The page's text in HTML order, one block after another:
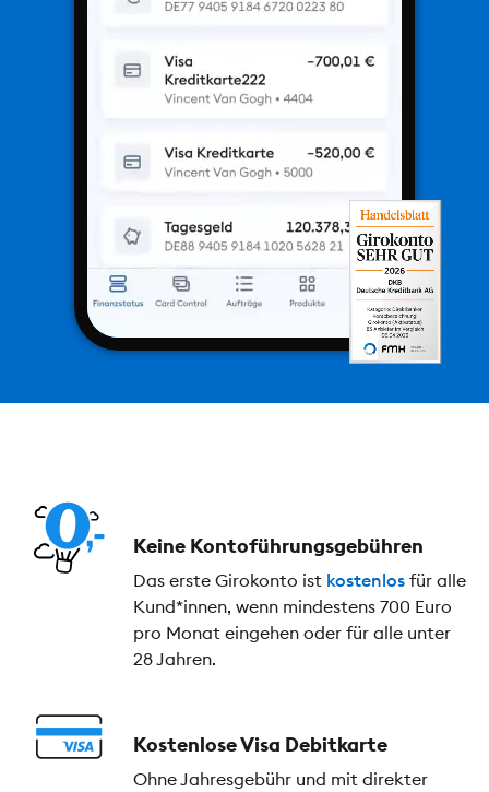
Keine Kontoführungs­gebühren
Das erste Girokonto ist kostenlos für alle
Kund*innen, wenn mindestens 700 Euro
pro Monat eingehen oder für alle unter
28 Jahren.
Kostenlose Visa Debitkarte
Ohne Jahresgebühr und mit direkter